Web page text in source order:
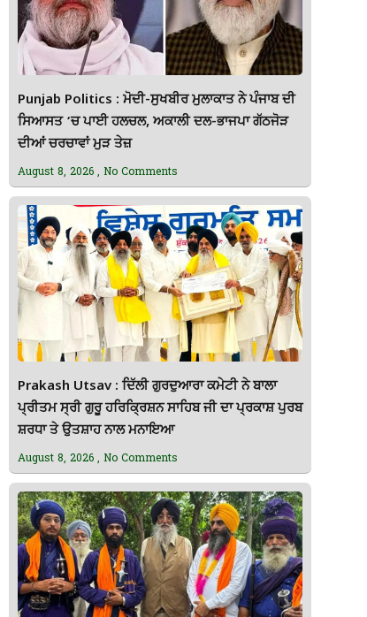
Punjab Politics : ਮੋਦੀ-ਸੁਖਬੀਰ ਮੁਲਾਕਾਤ ਨੇ ਪੰਜਾਬ ਦੀ
ਸਿਆਸਤ ‘ਚ ਪਾਈ ਹਲਚਲ, ਅਕਾਲੀ ਦਲ-ਭਾਜਪਾ ਗੱਠਜੋੜ
ਦੀਆਂ ਚਰਚਾਵਾਂ ਮੁੜ ਤੇਜ਼
August 8, 2026 No Comments
Prakash Utsav : ਦਿੱਲੀ ਗੁਰਦੁਆਰਾ ਕਮੇਟੀ ਨੇ ਬਾਲਾ
ਪ੍ਰੀਤਮ ਸ੍ਰੀ ਗੁਰੂ ਹਰਿਕ੍ਰਿਸ਼ਨ ਸਾਹਿਬ ਜੀ ਦਾ ਪ੍ਰਕਾਸ਼ ਪੁਰਬ
ਸ਼ਰਧਾ ਤੇ ਉਤਸ਼ਾਹ ਨਾਲ ਮਨਾਇਆ
August 8, 2026 No Comments